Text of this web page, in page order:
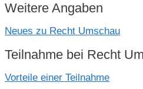
Weitere Angaben
Neues zu Recht Umschau
Teilnahme bei Recht
Vorteile einer Teilnahme